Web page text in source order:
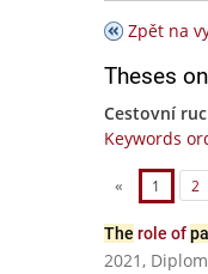
Zpět na
Theses
Cestovní
Keywords
« 1 2
The role of
2021,